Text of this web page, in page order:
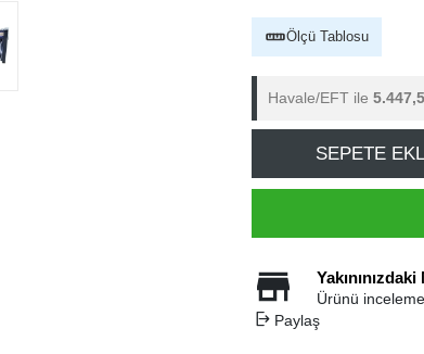
Ölçü Tablosu
Havale/EFT ile
SEPETE
Ürünü
Paylaş